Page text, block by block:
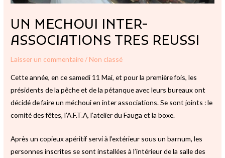
UN MECHOUI INTER-
ASSOCIATIONS TRES REUSSI
Laisser un commentaire/ Non classé
Cette année, en ce samedi 11 Mai, et pour la première fois, les
présidents de la pêche et de la pétanque avec leurs bureaux ont
décidé de faire un méchoui en inter associations. Se sont joints : le
comité des fêtes, l’A.F.T.A, l’atelier du Fauga et la boxe.
Après un copieux apéritif servi à l’extérieur sous un barnum, les
personnes inscrites se sont installées à l’intérieur de la salle des